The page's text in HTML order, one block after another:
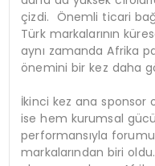
çizdi. Önemli ticari
Türk markalarının
aynı zamanda Afrika
önemini bir kez daha
İkinci kez ana sponsor
ise hem kurumsal
performansıyla
markalarından biri